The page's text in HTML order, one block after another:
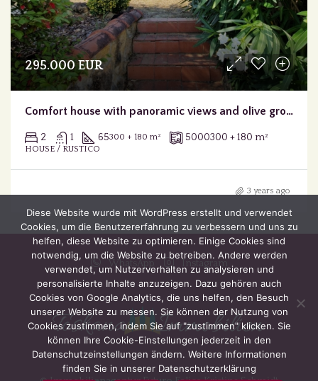
295.000 EUR
Comfort house with panoramic views and olive grove
2 1 65300 + 180 m² 5000300 + 180 m²
HOUSE / RUSTICO
3 years ago
WhatsApp Instagram
Diese Website wurde mit WordPress erstellt und verwendet
Cookies, um die Benutzererfahrung zu verbessern und uns zu
helfen, diese Website zu optimieren. Einige Cookies sind
notwendig, um die Website zu betreiben. Andere werden
verwendet, um Nutzerverhalten zu analysieren und
personalisierte Inhalte anzuzeigen. Dazu gehören auch
Cookies von Google Analytics, die uns helfen, den Besuch
unserer Website zu messen. Sie können der Nutzung von
Cookies zustimmen, indem Sie auf "zustimmen" klicken. Sie
können Ihre Cookie-Einstellungen jederzeit in den
Datenschutzeinstellungen ändern. Weitere Informationen
finden Sie in unserer Datenschutzerklärung